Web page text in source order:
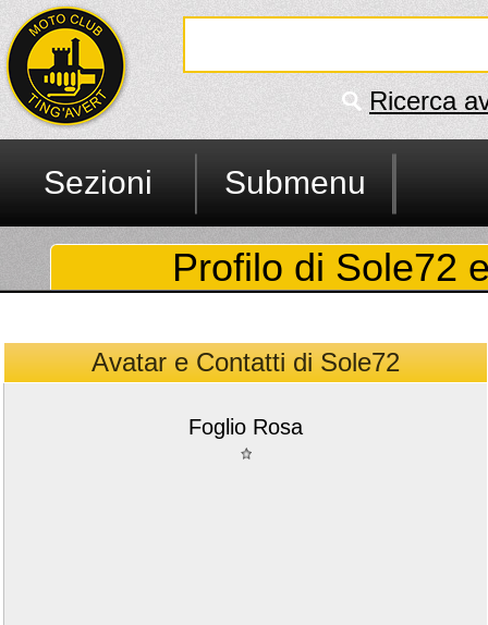
Ricerca
Sezioni Submenu
Profilo di Sole72
Avatar e Contatti di Sole72
Foglio Rosa